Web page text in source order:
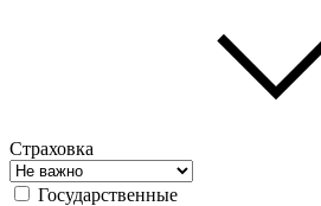
Страховка
Государственные